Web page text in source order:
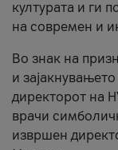
културата и ги
на современ и
Во знак на
и
директорот на
врачи
извршен